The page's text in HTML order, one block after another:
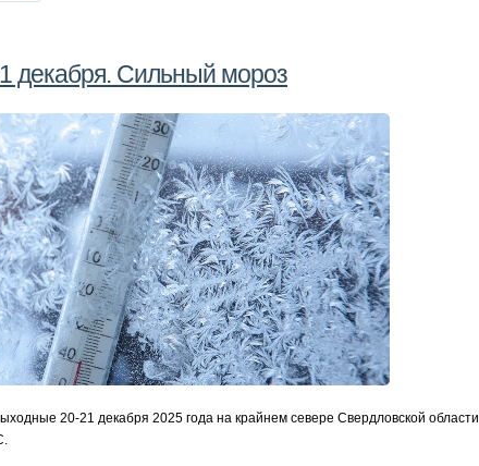
декабря. Сильный мороз
20‑21 декабря 2025 года на крайнем севере Свердловской области